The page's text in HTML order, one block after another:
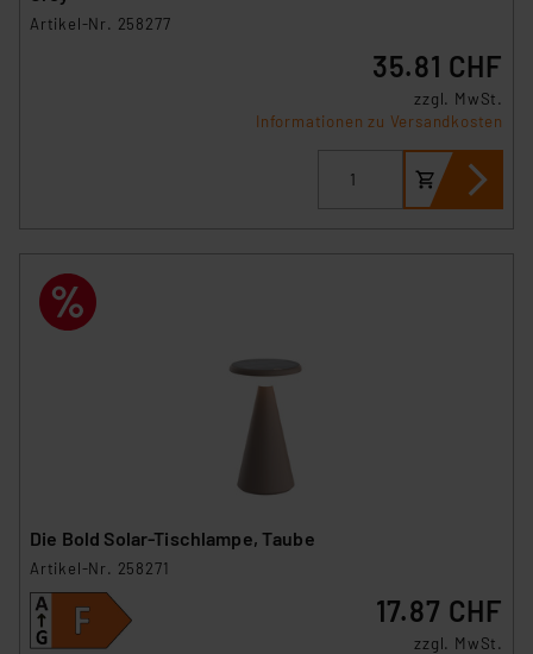
Artikel-Nr. 258277
35.81 CHF
zzgl. MwSt.
Informationen zu Versandkosten
Die Bold Solar-Tischlampe, Taube
Artikel-Nr. 258271
17.87 CHF
zzgl. MwSt.